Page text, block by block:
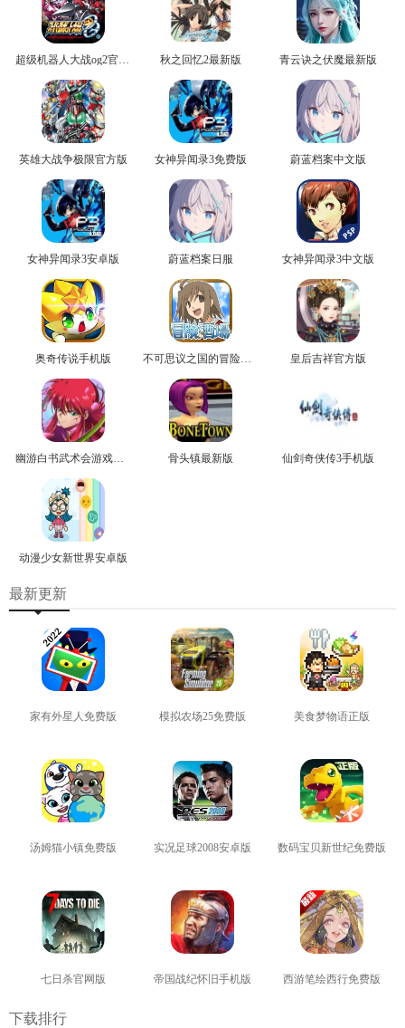
秋之回忆2最新版 青云诀之伏魔最新版
英雄大战争极限官方版 女神异闻录3免费版 蔚蓝档案中文版
女神异闻录3安卓版 蔚蓝档案日服 女神异闻录3中文版
奥奇传说手机版 皇后吉祥官方版
骨头镇最新版 仙剑奇侠传3手机版
动漫少女新世界安卓版
最新更新
家有外星人免费版 模拟农场25免费版 美食梦物语正版
汤姆猫小镇免费版 实况足球2008安卓版 数码宝贝新世纪免费版
七日杀官网版 帝国战纪怀旧手机版 西游笔绘西行免费版
下载排行